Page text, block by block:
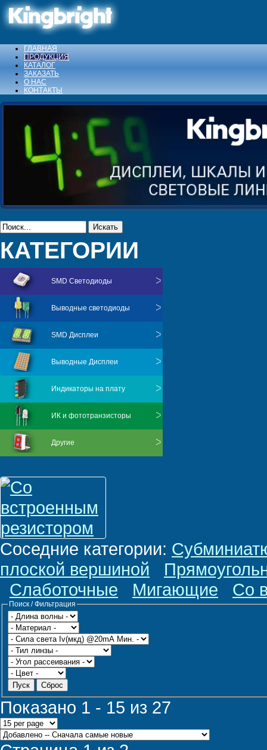
ГЛАВНАЯ
ПРОДУКЦИЯ
КАТАЛОГ
ЗАКАЗАТЬ
О НАС
КОНТАКТЫ
Искать
КАТЕГОРИИ
SMD Светодиоды
Выводные светодиоды
SMD Дисплеи
Выводные Дисплеи
Индикаторы на плату
ИК и фототранзисторы
Другие
Соседние категории:
плоской вершиной
Слаботочные
Мигающие Со
Поиск / Фильтрация
Пуск Сброс
Показано 1 - 15 из 27